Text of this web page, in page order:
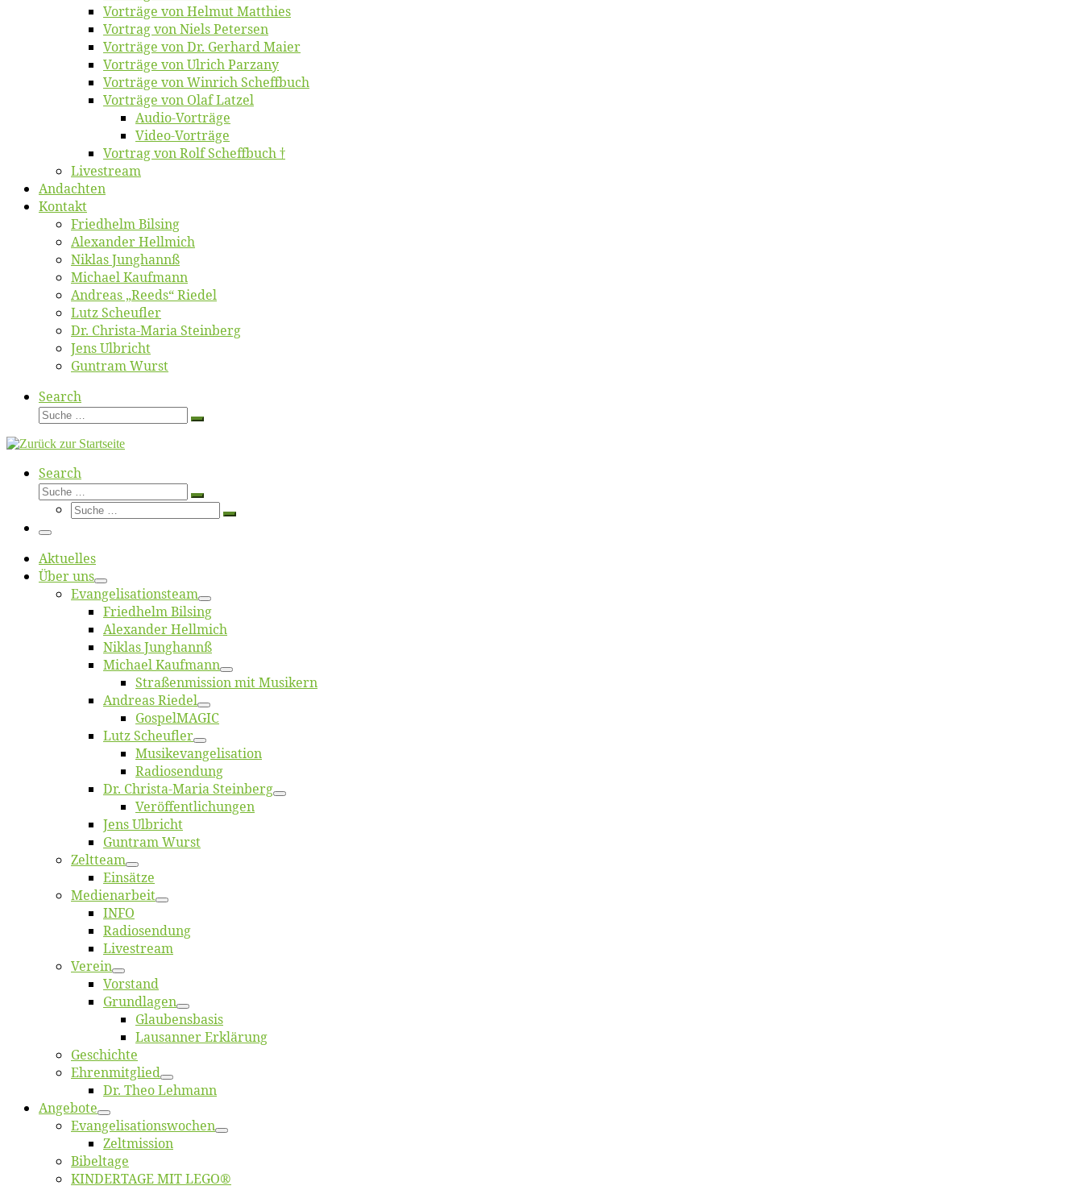
Vor­trä­ge von Hel­mut Matthies
Vor­trag von Niels Petersen
Vor­trä­ge von Dr. Ger­hard Maier
Vor­trä­ge von Ul­rich Parzany
Vor­trä­ge von Win­rich Scheffbuch
Vor­trä­ge von Olaf Latzel
Au­dio-Vor­trä­ge
Vi­deo-Vor­trä­ge
Vor­trag von Rolf Scheffbuch †
Live­stream
An­dach­ten
Kon­takt
Fried­helm Bilsing
Alex­an­der Hellmich
Ni­klas Junghannß
Mi­cha­el Kaufmann
An­dre­as „Reeds“ Riedel
Lutz Scheuf­ler
Dr. Chris­­ta-Ma­ria Steinberg
Jens Ulb­richt
Gun­tram Wurst
Search
Suche
Suche
Search
Suche
Suche
Suche
Suche
Menü
Ak­tu­el­les
Über uns
Evangelisa­tions­team
Fried­helm Bilsing
Alex­an­der Hellmich
Ni­klas Junghannß
Mi­cha­el Kaufmann
Straßenmis­sion mit Musikern
An­dre­as Riedel
Gos­pel­MA­GIC
Lutz Scheuf­ler
Musikevan­ge­li­sa­tion
Ra­dio­sen­dung
Dr. Chris­­ta-Ma­ria Steinberg
Ver­öf­fent­li­chun­gen
Jens Ulb­richt
Gun­tram Wurst
Zelt­team
Ein­sät­ze
Me­di­en­ar­beit
INFO
Ra­dio­sen­dung
Live­stream
Ver­ein
Vor­stand
Grund­la­gen
Glaubens­ba­sis
Lausan­ner Erklärung
Ge­schich­te
Eh­ren­mit­glied
Dr. Theo Lehmann
An­ge­bo­te
Evangelisa­tions­wo­chen
Zelt­mis­si­on
Bi­bel­ta­ge
KINDERTAGE MIT LEGO®